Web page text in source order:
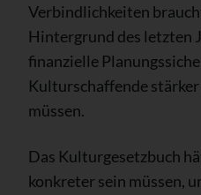
Verbindlichkeiten
Hintergrund des letzten
finanzielle
Kulturschaffende
müssen.
Das Kulturgesetzbuch
konkreter sein müssen,